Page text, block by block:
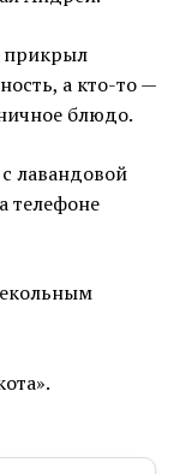
прикрыл
а кто-то —
блюдо.
лавандовой
телефоне